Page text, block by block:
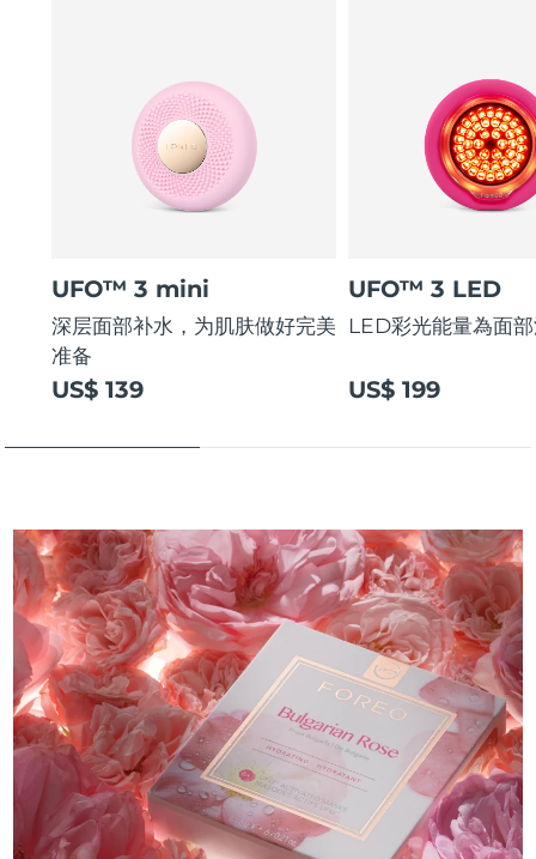
UFO™ 3 mini
深层面部补水，为肌肤做好完美
准备
US$ 139
UFO™ 3 LED
LED彩光能量為面
US$ 199